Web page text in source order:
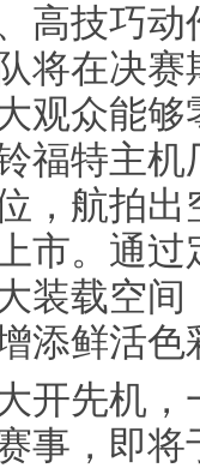
高技巧
将在决
观众能
福特主
，航拍
市。通
装载空
添鲜活色
开先机
事，即